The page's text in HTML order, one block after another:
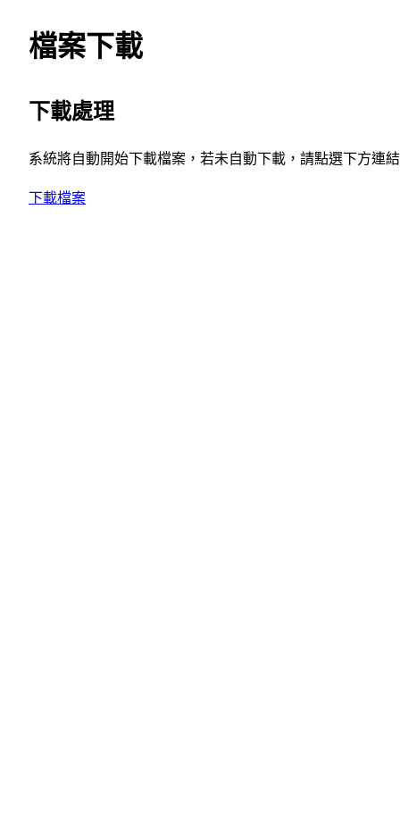
檔案下載
下載處理
系統將自動開始下載檔案，若未自動下載，請點選下方連
下載檔案